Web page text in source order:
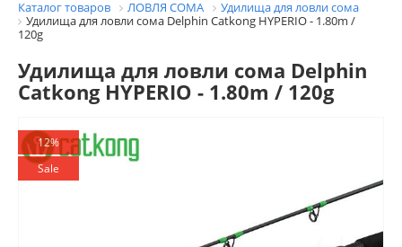
Каталог товаров ЛОВЛЯ СОМА
Удилища для ловли сома
Удилища для ловли сома Delphin Catkong HYPERIO - 1.80m /
120g
Удилища для ловли сома Delphin
Catkong HYPERIO - 1.80m / 120g
12%
Sale